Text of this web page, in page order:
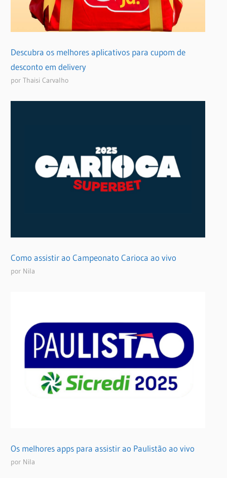
Descubra os melhores aplicativos para cupom de
desconto em delivery
por Thaisi Carvalho
Como assistir ao Campeonato Carioca ao vivo
por Nila
Os melhores apps para assistir ao Paulistão ao vivo
por Nila